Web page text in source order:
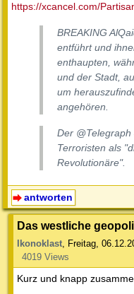
https://xcancel.com/
BREAKING
entführt und
enthaupten,
und der Stadt,
um
angehören.
Der
Terroristen als
Revolutionäre".
antworten
Das westliche
Ikonoklast, Freitag,
4019 Views
Kurz und knapp